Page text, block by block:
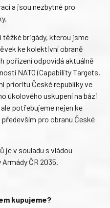
a jsou nezbytné pro
brigády, kterou jsme
ke kolektivní obraně
pořízení odpovídá aktuálně
NATO (Capability Targets,
prioritu České republiky ve
úkolového uskupení na bázi
potřebujeme nejen ke
pro obranu České
je v souladu s vládou
ČR 2035.
kupujeme?